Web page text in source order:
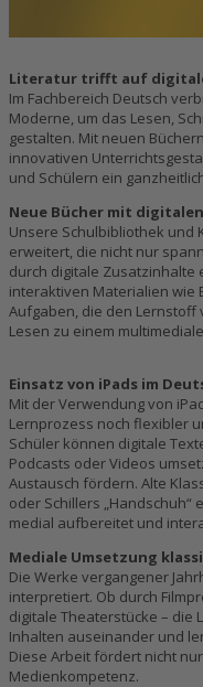
Literatur trifft auf
Im Fachbereich Deutsch
Moderne, um das Lesen,
gestalten. Mit neuen
innovativen
und Schülern ein
Neue Bücher mit
Unsere Schulbibliothek und
erweitert, die nicht nur
durch digitale Zusatzinhalte
interaktiven Materialien wie
Aufgaben, die den
Lesen zu einem
Einsatz von iPads im
Mit der Verwendung von
Lernprozess noch flexibler
Schüler können digitale
Podcasts oder Videos
Austausch fördern. Alte
oder Schillers „Handschuh“
medial aufbereitet und
Mediale Umsetzung
Die Werke vergangener
interpretiert. Ob durch
digitale Theaterstücke – die
Inhalten auseinander und
Diese Arbeit fördert nicht
Medienkompetenz.